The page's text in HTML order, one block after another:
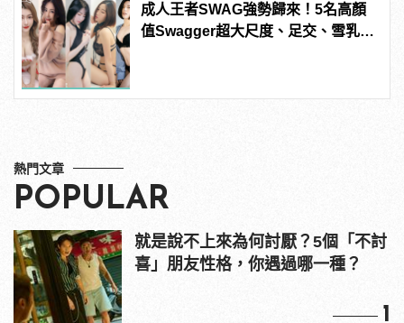
成人王者SWAG強勢歸來！5名高顏
值Swagger超大尺度、足交、雪乳、
熱門文章
POPULAR
就是說不上來為何討厭？5個「不討
喜」朋友性格，你遇過哪一種？
1